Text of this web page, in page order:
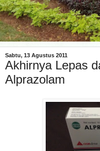
Sabtu, 13 Agustus 2011
Akhirnya Lepas
Alprazolam